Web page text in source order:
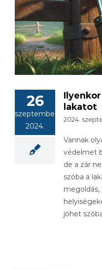
26
szeptember
2024.
lakatot
2024.
Vannak
védelmet
de a zár
szóba a
megoldás,
jöhet